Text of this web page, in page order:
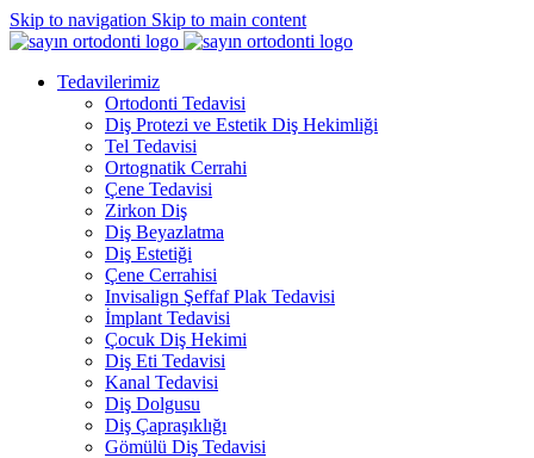
Skip to navigation Skip to main content
Tedavilerimiz
Ortodonti Tedavisi
Diş Protezi ve Estetik Diş Hekimliği
Tel Tedavisi
Ortognatik Cerrahi
Çene Tedavisi
Zirkon Diş
Diş Beyazlatma
Diş Estetiği
Çene Cerrahisi
Invisalign Şeffaf Plak Tedavisi
İmplant Tedavisi
Çocuk Diş Hekimi
Diş Eti Tedavisi
Kanal Tedavisi
Diş Dolgusu
Diş Çapraşıklığı
Gömülü Diş Tedavisi